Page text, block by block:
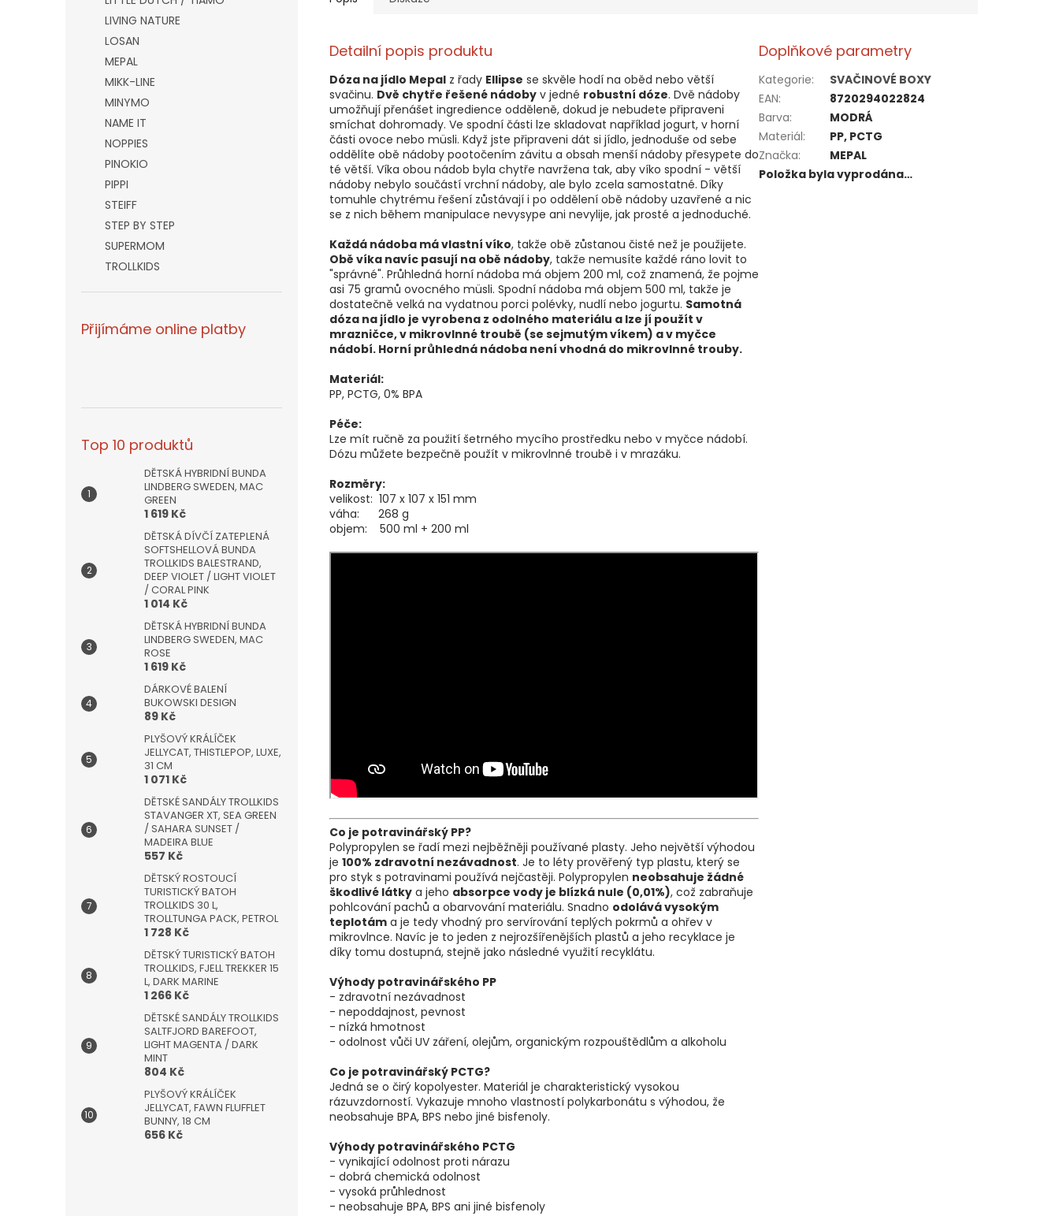
LIVING NATURE
LOSAN
MEPAL
MIKK-LINE
MINYMO
NAME IT
NOPPIES
PINOKIO
PIPPI
STEIFF
STEP BY STEP
SUPERMOM
TROLLKIDS
Přijímáme online platby
Top 10 produktů
DĚTSKÁ HYBRIDNÍ BUNDA
LINDBERG SWEDEN, MAC
GREEN
1 619 Kč
DĚTSKÁ DÍVČÍ ZATEPLENÁ
SOFTSHELLOVÁ BUNDA
TROLLKIDS BALESTRAND,
DEEP VIOLET / LIGHT VIOLET
/ CORAL PINK
1 014 Kč
DĚTSKÁ HYBRIDNÍ BUNDA
LINDBERG SWEDEN, MAC
ROSE
1 619 Kč
DÁRKOVÉ BALENÍ
BUKOWSKI DESIGN
89 Kč
PLYŠOVÝ KRÁLÍČEK
JELLYCAT, THISTLEPOP, LUXE,
31 CM
1 071 Kč
DĚTSKÉ SANDÁLY TROLLKIDS
STAVANGER XT, SEA GREEN
/ SAHARA SUNSET /
MADEIRA BLUE
557 Kč
DĚTSKÝ ROSTOUCÍ
TURISTICKÝ BATOH
TROLLKIDS 30 L,
TROLLTUNGA PACK, PETROL
1 728 Kč
DĚTSKÝ TURISTICKÝ BATOH
TROLLKIDS, FJELL TREKKER 15
L, DARK MARINE
1 266 Kč
DĚTSKÉ SANDÁLY TROLLKIDS
SALTFJORD BAREFOOT,
LIGHT MAGENTA / DARK
MINT
804 Kč
PLYŠOVÝ KRÁLÍČEK
JELLYCAT, FAWN FLUFFLET
BUNNY, 18 CM
656 Kč
Detailní popis produktu
Dóza na jídlo Mepal z řady Ellipse se skvěle hodí na oběd nebo větší
svačinu. Dvě chytře řešené nádoby v jedné robustní dóze. Dvě nádoby
umožňují přenášet ingredience odděleně, dokud je nebudete připraveni
smíchat dohromady. Ve spodní části lze skladovat například jogurt, v horní
části ovoce nebo müsli. Když jste připraveni dát si jídlo, jednoduše od sebe
oddělíte obě nádoby pootočením závitu a obsah menší nádoby přesypete do
té větší. Víka obou nádob byla chytře navržena tak, aby víko spodní - větší
nádoby nebylo součástí vrchní nádoby, ale bylo zcela samostatné. Díky
tomuhle chytrému řešení zůstávají i po oddělení obě nádoby uzavřené a nic
se z nich během manipulace nevysype ani nevylije, jak prosté a jednoduché.
Každá nádoba má vlastní víko, takže obě zůstanou čisté než je použijete.
Obě víka navíc pasují na obě nádoby, takže nemusíte každé ráno lovit to
"správné". Průhledná horní nádoba má objem 200 ml, což znamená, že pojme
asi 75 gramů ovocného müsli. Spodní nádoba má objem 500 ml, takže je
dostatečně velká na vydatnou porci polévky, nudlí nebo jogurtu. Samotná
dóza na jídlo je vyrobena z odolného materiálu a lze jí použít v
mrazničce, v mikrovlnné troubě (se sejmutým víkem) a v myčce
nádobí. Horní průhledná nádoba není vhodná do mikrovlnné trouby.
Materiál:
PP, PCTG, 0% BPA
Péče:
Lze mít ručně za použití šetrného mycího prostředku nebo v myčce nádobí.
Dózu můžete bezpečně použít v mikrovlnné troubě i v mrazáku.
Rozměry:
velikost: 107 x 107 x 151 mm
váha: 268 g
objem: 500 ml + 200 ml
Co je potravinářský PP?
Polypropylen se řadí mezi nejběžněji používané plasty. Jeho největší výhodou
je 100% zdravotní nezávadnost. Je to léty prověřený typ plastu, který se
pro styk s potravinami používá nejčastěji. Polypropylen neobsahuje žádné
škodlivé látky a jeho absorpce vody je blízká nule (0,01%), což zabraňuje
pohlcování pachů a obarvování materiálu. Snadno odolává vysokým
teplotám a je tedy vhodný pro servírování teplých pokrmů a ohřev v
mikrovlnce. Navíc je to jeden z nejrozšířenějších plastů a jeho recyklace je
díky tomu dostupná, stejně jako následné využití recyklátu.
Výhody potravinářského PP
- zdravotní nezávadnost
- nepoddajnost, pevnost
- nízká hmotnost
- odolnost vůči UV záření, olejům, organickým rozpouštědlům a alkoholu
Co je potravinářský PCTG?
Jedná se o čirý kopolyester. Materiál je charakteristický vysokou
rázuvzdorností. Vykazuje mnoho vlastností polykarbonátu s výhodou, že
neobsahuje BPA, BPS nebo jiné bisfenoly.
Výhody potravinářského PCTG
- vynikající odolnost proti nárazu
- dobrá chemická odolnost
- vysoká průhlednost
- neobsahuje BPA, BPS ani jiné bisfenoly
Doplňkové parametry
Kategorie:
SVAČINOVÉ BOXY
EAN:
8720294022824
Barva:
MODRÁ
Materiál:
PP, PCTG
Značka:
MEPAL
Položka byla vyprodána…